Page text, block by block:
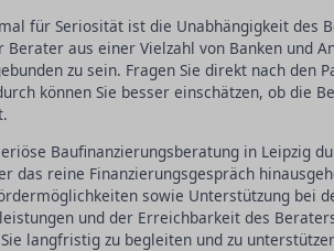
für Seriosität ist die Unabhängigkeit des
aus einer Vielzahl von Banken und
zu sein. Fragen Sie direkt nach den
können Sie besser einschätzen, ob die
Baufinanzierungsberatung in Leipzig
das reine Finanzierungsgespräch
sowie Unterstützung bei
und der Erreichbarkeit des
langfristig zu begleiten und zu